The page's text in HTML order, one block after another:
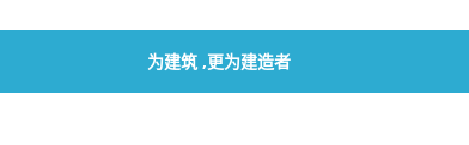
为建筑 ,更为建造者